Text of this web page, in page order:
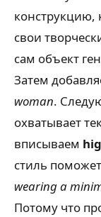
конструкцию,
свои
сам объект
Затем
woman.
охватывает
вписываем
стиль
wearing a
Потому что